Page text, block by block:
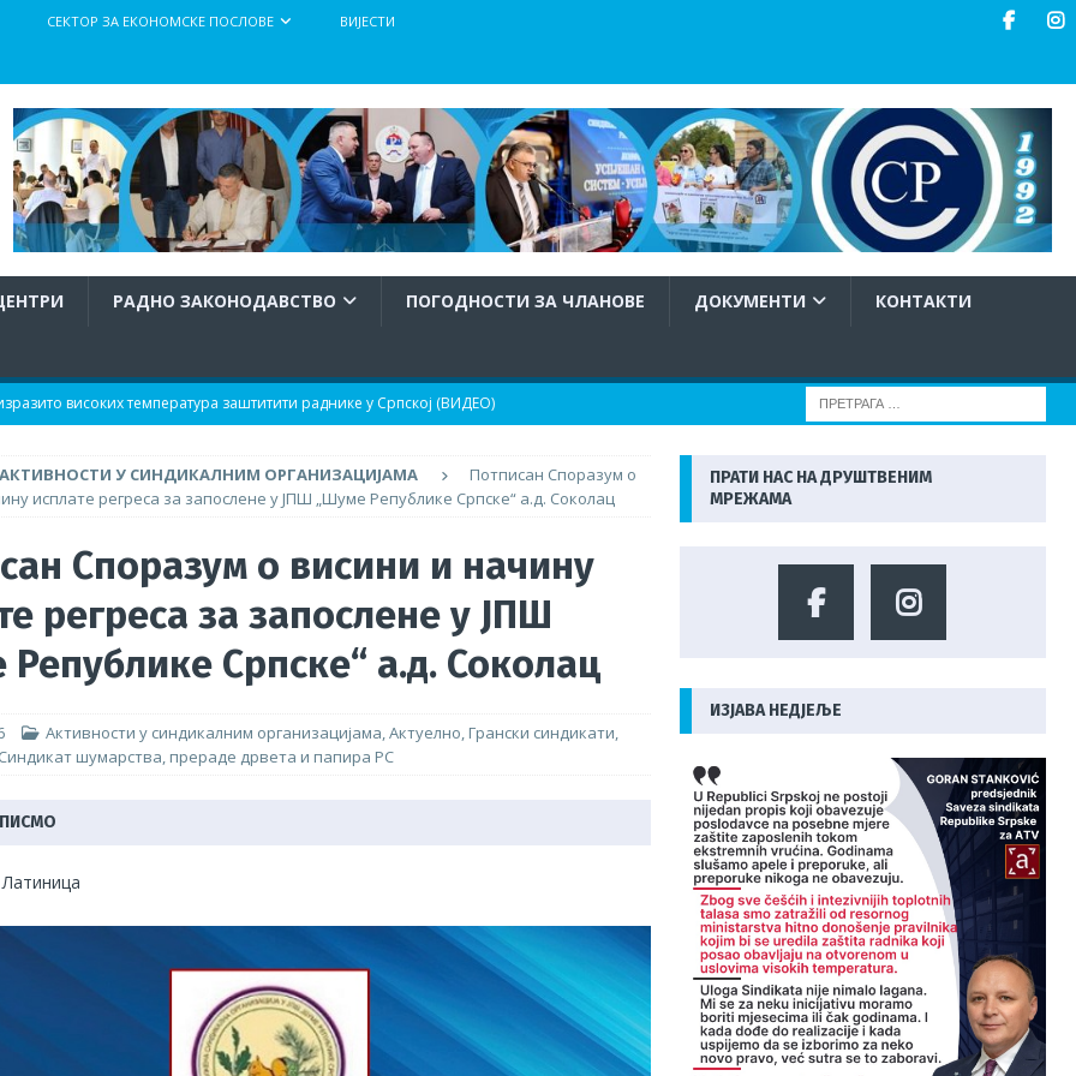
СЕКТОР ЗА ЕКОНОМСКЕ ПОСЛОВЕ ВИЈЕСТИ
РАДНО ЗАКОНОДАВСТВО ПОГОДНОСТИ ЗА ЧЛАНОВЕ ДОКУМЕНТИ КОНТАКТИ
високих температура заштитити раднике у Српској (ВИДЕО)
израде и доношења Правилника о заштити радника при раду
немилосрдне, грађевинци незаштићени, ПОГИБИЈА
њихове породице!
АКТУЕЛНО
Синдиката радника унутрашњих послова
ГРАНСКИ
АКТИВНОСТИ У СИНДИКАЛНИМ ОРГАНИЗАЦИЈАМА
Потписан Споразум о
исплате регреса за запослене у ЈПШ „Шуме Републике Српске“ а.д. Соколац
Споразум о висини и начину
регреса за запослене у ЈПШ
Српске“ а.д. Соколац
Активности у синдикалним организацијама,Актуелно, Грански синдикати,
Синдикат шумарства, прераде дрвета и папира РС
Латиница
ПРАТИ НАС НА ДРУШТВЕНИМ
МРЕЖАМА
ИЗЈАВА НЕДЈЕЉЕ